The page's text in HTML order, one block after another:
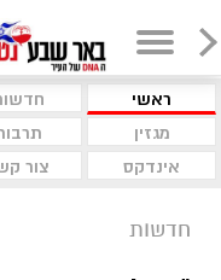
ראשי
מגזין
אינדקס
צור
חדשות